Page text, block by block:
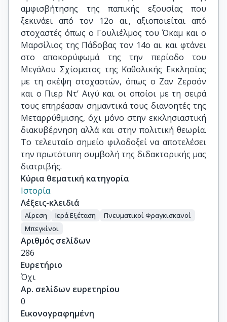
αμφισβήτησης της παπικής εξουσίας που
ξεκινάει από τον 12ο αι., αξιοποιείται από
στοχαστές όπως ο Γουλιέλμος του Όκαμ και ο
Μαρσίλιος της Πάδοβας τον 14ο αι. και φτάνει
στο αποκορύφωμά της την περίοδο του
Μεγάλου Σχίσματος της Καθολικής Εκκλησίας
με τη σκέψη στοχαστών, όπως ο Ζαν Ζερσόν
και ο Πιερ Ντ’ Αιγύ και οι οποίοι με τη σειρά
τους επηρέασαν σημαντικά τους διανοητές της
Μεταρρύθμισης, όχι μόνο στην εκκλησιαστική
διακυβέρνηση αλλά και στην πολιτική θεωρία.
Το τελευταίο σημείο φιλοδοξεί να αποτελέσει
την πρωτότυπη συμβολή της διδακτορικής μας
διατριβής.
Κύρια θεματική κατηγορία
Ιστορία
Λέξεις-κλειδιά
Αίρεση Ιερά Εξέταση
Πνευματικοί Φραγκισκανοί
Μπεγκίνοι
Αριθμός σελίδων
286
Ευρετήριο
Όχι
Αρ. σελίδων ευρετηρίου
0
Εικονογραφημένη